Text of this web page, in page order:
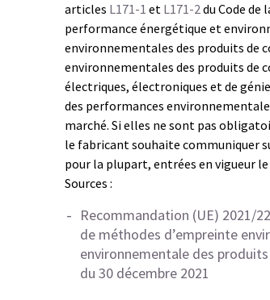
articles L171-1 et L171-2du Code
performance énergétique et
environnementales des produits de
environnementales des produits de
électriques, électroniques et de
des performances
marché. Si elles ne sont pas
le fabricant souhaite communiquer
pour la plupart, entrées en vigueur le
Sources :
Recommandation (UE) 2021/
de méthodes d’empreinte
environnementale des
du 30 décembre 2021